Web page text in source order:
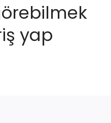
yap